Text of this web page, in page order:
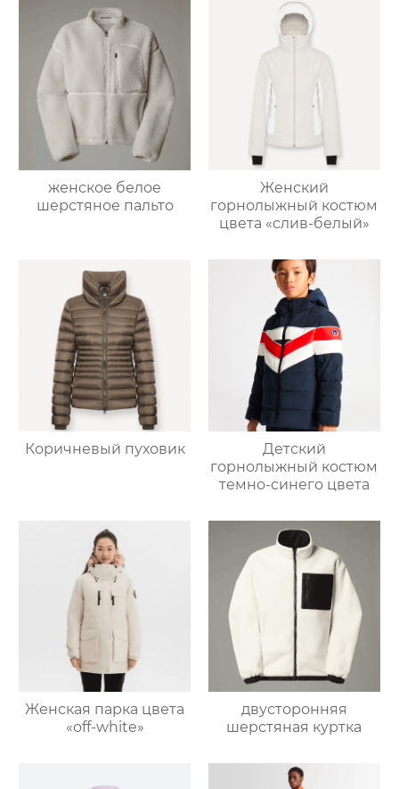
женское белое
шерстяное пальто
Женский
горнолыжный костюм
цвета «слив-белый»
Коричневый пуховик
Детский
горнолыжный костюм
темно-синего цвета
Женская парка цвета
«off-white»
двусторонняя
шерстяная куртка